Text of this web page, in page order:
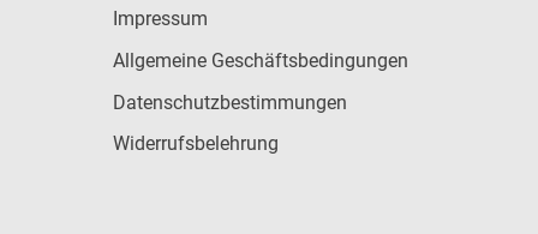
Impressum
Allgemeine Geschäftsbedingungen
Datenschutzbestimmungen
Widerrufsbelehrung